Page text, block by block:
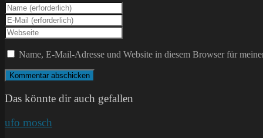
Gib
deinen
Namen
oder
Benutzernamen
zum
Kommentieren
ein
Gib
deine
E-
Mail-
Adresse
zum
Kommentieren
ein
Gib
deine
Website-
ein
(optional)
Name, E-Mail-Adresse und Website in diesem Browser für
Das könnte dir auch gefallen
ufo mosch